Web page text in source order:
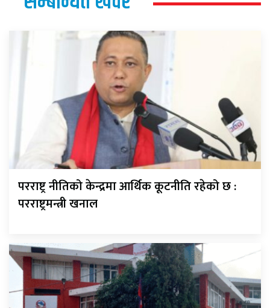
परराष्ट्र नीतिको केन्द्रमा आर्थिक कूटनीति रहेको छ :
परराष्ट्रमन्त्री खनाल